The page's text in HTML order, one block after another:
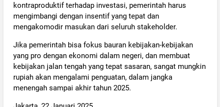
kontraproduktif terhadap investasi, pemerintah harus
mengimbangi dengan insentif yang tepat dan
mengakomodir masukan dari seluruh stakeholder.
Jika pemerintah bisa fokus bauran kebijakan-kebijakan
yang pro dengan ekonomi dalam negeri, dan membuat
kebijakan jalan tengah yang tepat sasaran, sangat mungkin
rupiah akan mengalami penguatan, dalam jangka
menengah sampai akhir tahun 2025.